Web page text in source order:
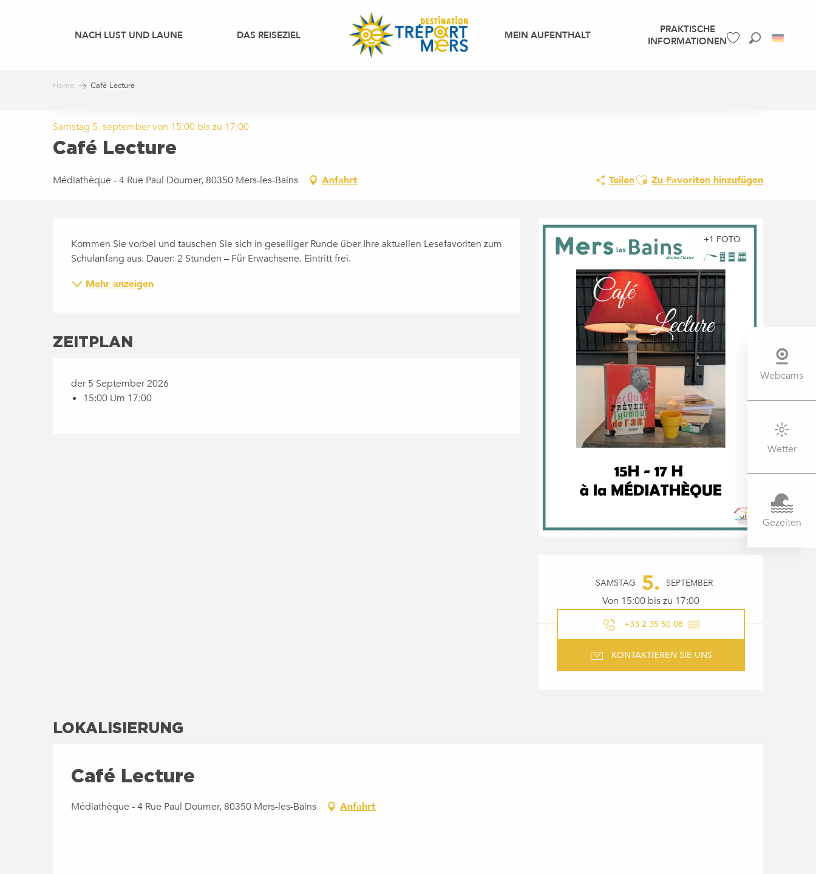
NACH LUST UND LAUNE DAS REISEZIEL MEIN AUFENTHALT
PRAKTISCHE
INFORMATIONEN
Webcams
Wetter
Gezeiten
Home Café Lecture
Samstag 5. september von 15:00 bis zu 17:00
Café Lecture
Médiathèque - 4 Rue Paul Doumer, 80350 Mers-les-Bains Anfahrt TeilenAjouter aux favoris
Zu Favoriten hinzufügen
+1 FOTO
SAMSTAG 5. SEPTEMBER
Von 15:00 bis zu 17:00
+33 2 35 50 08 ▒▒
KONTAKTIEREN SIE UNS
Kommen Sie vorbei und tauschen Sie sich in geselliger Runde über Ihre aktuellen Lesefavoriten zum
Schulanfang aus. Dauer: 2 Stunden – Für Erwachsene. Eintritt frei.
Mehr anzeigen
ZEITPLAN
der 5 September 2026
15:00 Um 17:00
LOKALISIERUNG
Café Lecture
Médiathèque - 4 Rue Paul Doumer, 80350 Mers-les-Bains Anfahrt